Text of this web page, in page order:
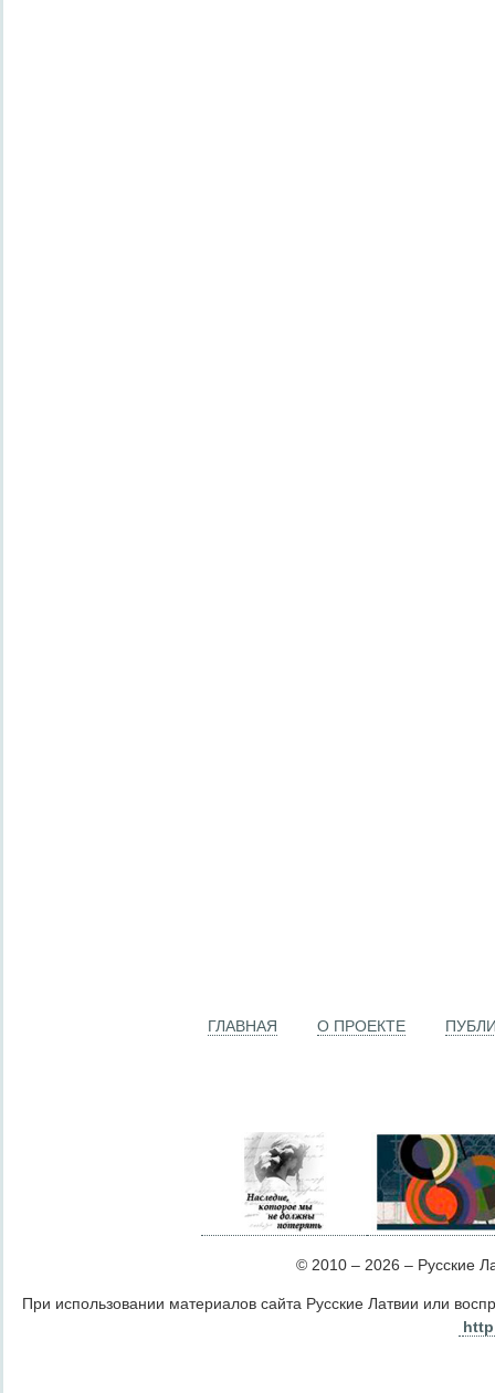
ГЛАВНАЯ О ПРОЕКТЕ
© 2010 – 2026 – Русские
При использовании материалов сайта Русские Латвии или